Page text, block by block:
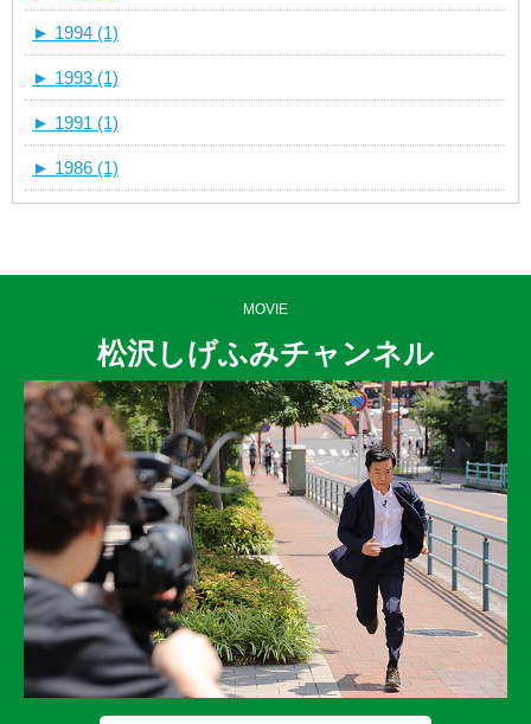
► 1994 (1)
► 1993 (1)
► 1991 (1)
► 1986 (1)
MOVIE
松沢しげふみチャンネル